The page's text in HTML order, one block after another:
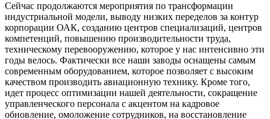
Сейчас продолжаются мероприятия по трансформации
индустриальной модели, выводу низких переделов за контур
корпорации ОАК, созданию центров специализаций, центров
компетенций, повышению производительности труда,
техническому перевооружению, которое у нас интенсивно эти
годы велось. Фактически все наши заводы оснащены самым
современным оборудованием, которое позволяет с высоким
качеством производить авиационную технику. Кроме того,
идет процесс оптимизации нашей деятельности, сокращение
управленческого персонала с акцентом на кадровое
обновление, омоложение сотрудников, на восстановление